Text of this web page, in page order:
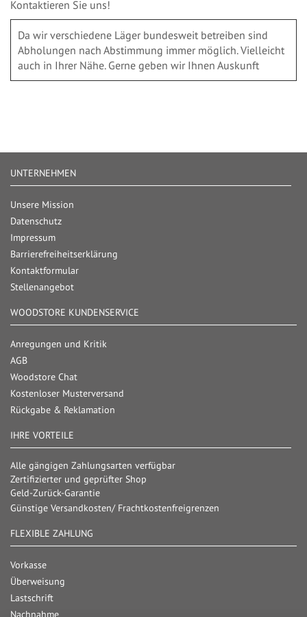
Kontaktieren Sie uns!
Da wir verschiedene Läger bundesweit betreiben sind
Abholungen nach Abstimmung immer möglich. Vielleicht
auch in Ihrer Nähe. Gerne geben wir Ihnen Auskunft
UNTERNEHMEN
Unsere Mission
Datenschutz
Impressum
Barrierefreiheitserklärung
Kontaktformular
Stellenangebot
WOODSTORE KUNDENSERVICE
Anregungen und Kritik
AGB
Woodstore Chat
Kostenloser Musterversand
Rückgabe & Reklamation
IHRE VORTEILE
Alle gängigen Zahlungsarten verfügbar
Zertifizierter und geprüfter Shop
Geld-Zurück-Garantie
Günstige Versandkosten/ Frachtkostenfreigrenzen
FLEXIBLE ZAHLUNG
Vorkasse
Überweisung
Lastschrift
Nachnahme